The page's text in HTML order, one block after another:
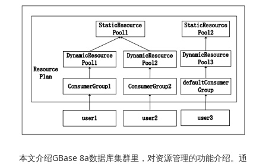
本文介绍GBase 8a数据库集群里，对资源管理的功能介绍。通